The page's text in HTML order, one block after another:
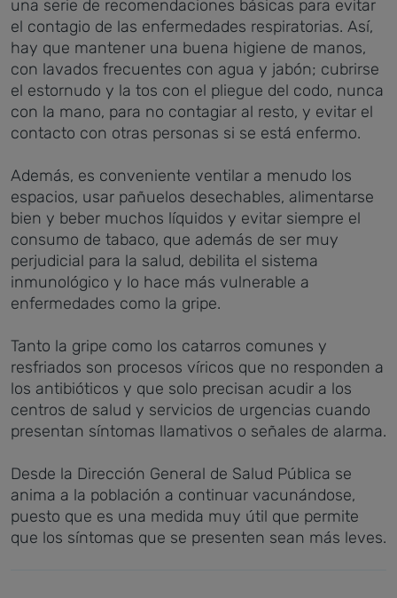
una serie de recomendaciones básicas para evitar
el contagio de las enfermedades respiratorias. Así,
hay que mantener una buena higiene de manos,
con lavados frecuentes con agua y jabón; cubrirse
el estornudo y la tos con el pliegue del codo, nunca
con la mano, para no contagiar al resto, y evitar el
contacto con otras personas si se está enfermo.
Además, es conveniente ventilar a menudo los
espacios, usar pañuelos desechables, alimentarse
bien y beber muchos líquidos y evitar siempre el
consumo de tabaco, que además de ser muy
perjudicial para la salud, debilita el sistema
inmunológico y lo hace más vulnerable a
enfermedades como la gripe.
Tanto la gripe como los catarros comunes y
resfriados son procesos víricos que no responden a
los antibióticos y que solo precisan acudir a los
centros de salud y servicios de urgencias cuando
presentan síntomas llamativos o señales de alarma.
Desde la Dirección General de Salud Pública se
anima a la población a continuar vacunándose,
puesto que es una medida muy útil que permite
que los síntomas que se presenten sean más leves.